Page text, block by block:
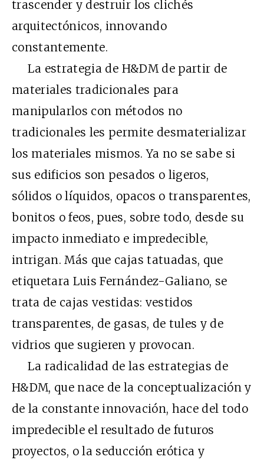
trascender y destruir los clichés
arquitectónicos, innovando
constantemente.
La estrategia de H&DM de partir de
materiales tradicionales para
manipularlos con métodos no
tradicionales les permite desmaterializar
los materiales mismos. Ya no se sabe si
sus edificios son pesados o ligeros,
sólidos o líquidos, opacos o transparentes,
bonitos o feos, pues, sobre todo, desde su
impacto inmediato e impredecible,
intrigan. Más que cajas tatuadas, que
etiquetara Luis Fernández-Galiano, se
trata de cajas vestidas: vestidos
transparentes, de gasas, de tules y de
vidrios que sugieren y provocan.
La radicalidad de las estrategias de
H&DM, que nace de la conceptualización y
de la constante innovación, hace del todo
impredecible el resultado de futuros
proyectos, o la seducción erótica y